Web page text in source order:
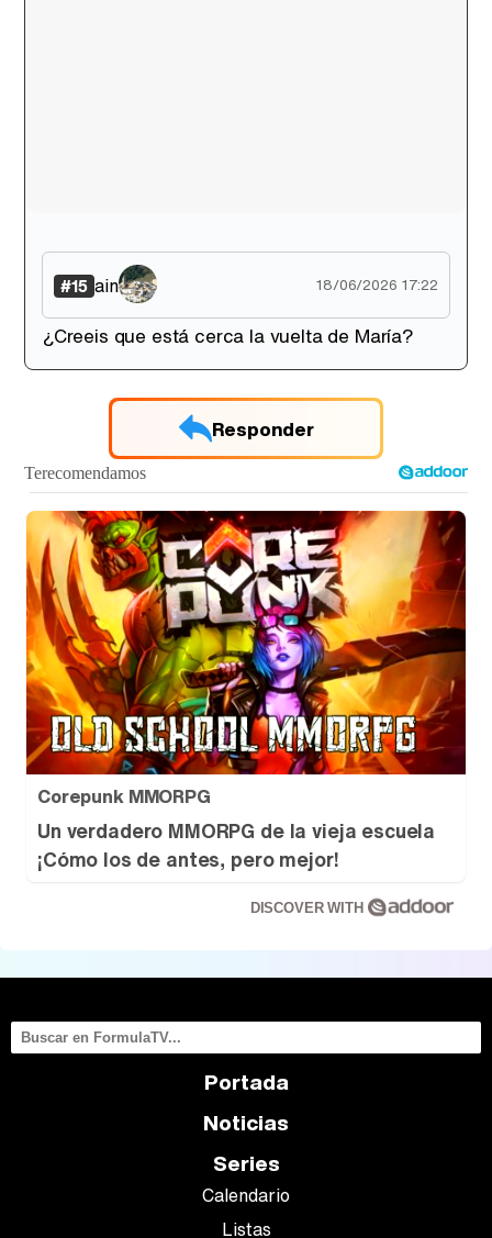
#15 ain 18/06/2026 17:22
¿Creeis que está cerca la vuelta de María?
Responder
Corepunk MMORPG
Un verdadero MMORPG de la vieja escuela
¡Cómo los de antes, pero mejor!
DISCOVER WITH
Portada
Noticias
Series
Calendario
Listas